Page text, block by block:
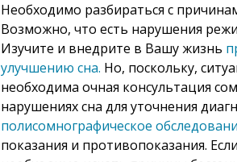
Необходимо разбираться с
Возможно, что есть нарушения
Изучите и внедрите в Вашу жизнь
улучшению сна. Но, поскольку,
необходима очная консультация
нарушениях сна для уточнения
полисомнографическое
показания и противопоказания.